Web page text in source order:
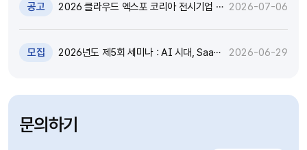
공고
2026 클라우드 엑스포 코리아 전시기업 지 2026-07-06
모집
2026년도 제5회 세미나 : AI 시대, SaaS
2026-06-29
문의하기